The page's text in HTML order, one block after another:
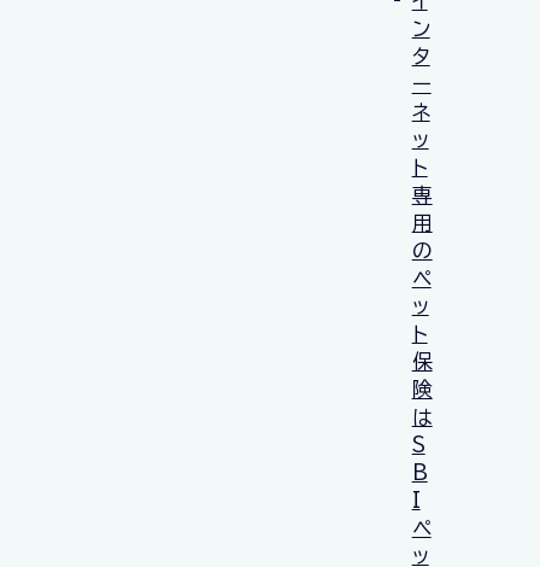
ン
タ
ー
ネ
ッ
ト
専
用
の
ペ
ッ
ト
保
険
は
S
B
I
ペ
ッ